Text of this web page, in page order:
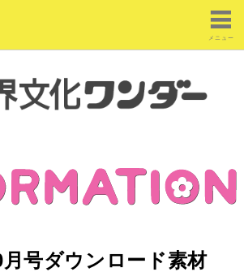
メニュー
号ダウンロード素材